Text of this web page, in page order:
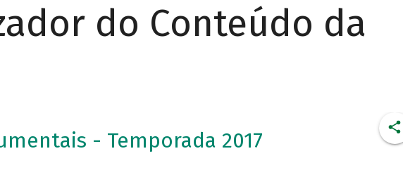
do Conteúdo da
- Temporada 2017